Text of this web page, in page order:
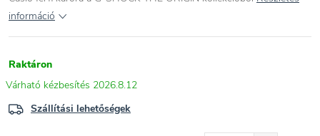
információ
Raktáron
2026.8.12
Szállítási lehetőségek